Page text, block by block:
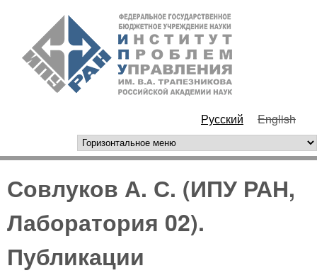
Перейти к основному
содержанию
РАН
Русский English
горизонтальное меню
Совлуков А. С. (ИПУ РАН,
Лаборатория 02).
Публикации